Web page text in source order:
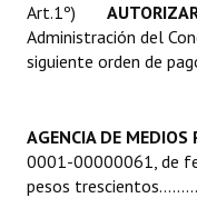
Huéspedes de Honor
Antiguos Pobladores -
Bariloche, Municipio
Art.1º)
Administración del
siguiente orden de
AGENCIA DE MEDIOS
0001-00000061, de
pesos